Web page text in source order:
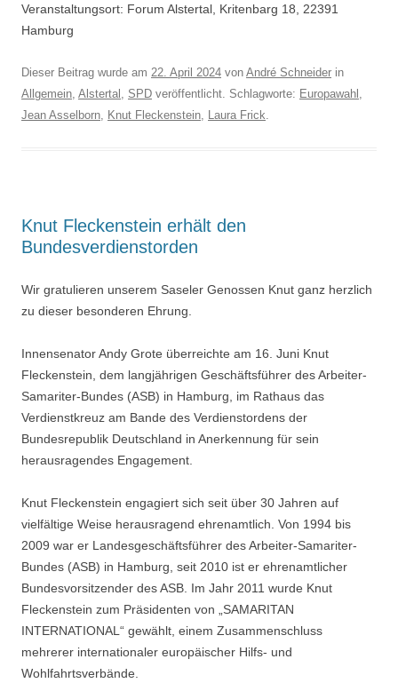
Veranstaltungsort: Forum Alstertal, Kritenbarg 18, 22391
Hamburg
Dieser Beitrag wurde am 22. April 2024 von André Schneider in
Allgemein, Alstertal , SPD veröffentlicht. Schlagworte: Europawahl ,
Jean Asselborn, Knut Fleckenstein, Laura Frick.
Knut Fleckenstein erhält den
Bundesverdienstorden
Wir gratulieren unserem Saseler Genossen Knut ganz herzlich
zu dieser besonderen Ehrung.
Innensenator Andy Grote überreichte am 16. Juni Knut
Fleckenstein, dem langjährigen Geschäftsführer des Arbeiter-
Samariter-Bundes (ASB) in Hamburg, im Rathaus das
Verdienstkreuz am Bande des Verdienstordens der
Bundesrepublik Deutschland in Anerkennung für sein
herausragendes Engagement.
Knut Fleckenstein engagiert sich seit über 30 Jahren auf
vielfältige Weise herausragend ehrenamtlich. Von 1994 bis
2009 war er Landesgeschäftsführer des Arbeiter-Samariter-
Bundes (ASB) in Hamburg, seit 2010 ist er ehrenamtlicher
Bundesvorsitzender des ASB. Im Jahr 2011 wurde Knut
Fleckenstein zum Präsidenten von „SAMARITAN
INTERNATIONAL“ gewählt, einem Zusammenschluss
mehrerer internationaler europäischer Hilfs- und
Wohlfahrtsverbände.